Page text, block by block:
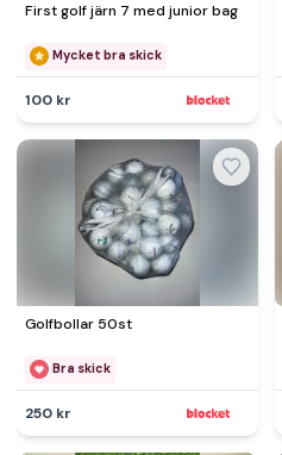
First golf järn 7 med junior bag
Mycket bra skick
100 kr
Golfbollar 50st
Bra skick
250 kr